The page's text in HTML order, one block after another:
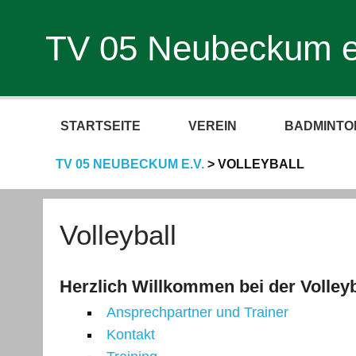
TV 05 Neubeckum
STARTSEITE VEREIN
TV 05 NEUBECKUM E.V.> VOLLEYBALL
Volleyball
Herzlich Willkommen bei der
Ansprechpartner und Trainer
Kontakt